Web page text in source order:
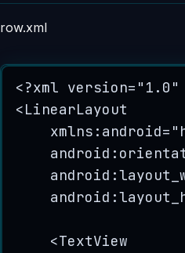
row.xml
<?xml version= " 1.0 "
<LinearLayout
xmlns : android= "
android :
android :
android :
<TextView